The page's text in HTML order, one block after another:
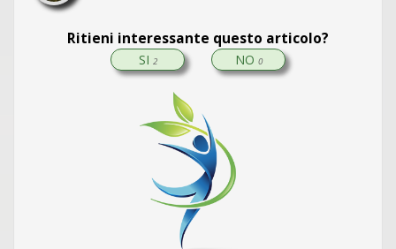
Ritieni interessante questo articolo?
SI 2 NO 0